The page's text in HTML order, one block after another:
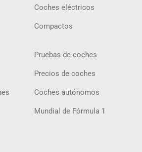
Coches eléctricos
Compactos
Pruebas de coches
Precios de coches
Coches autónomos
Mundial de Fórmula 1